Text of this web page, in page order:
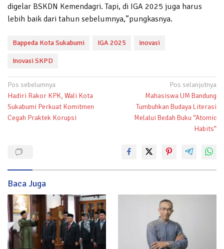
digelar BSKDN Kemendagri. Tapi, di IGA 2025 juga harus
lebih baik dari tahun sebelumnya,”pungkasnya.
Bappeda Kota Sukabumi IGA 2025 inovasi
Inovasi SKPD
Navigasi
pos
Pos sebelumnya
Hadiri Rakor KPK, Wali Kota
Sukabumi Perkuat Komitmen
Cegah Praktek Korupsi
Pos selanjutnya
Mahasiswa UM Bandung
Tumbuhkan Budaya Literasi
Melalui Bedah Buku “Atomic
Habits”
Baca Juga